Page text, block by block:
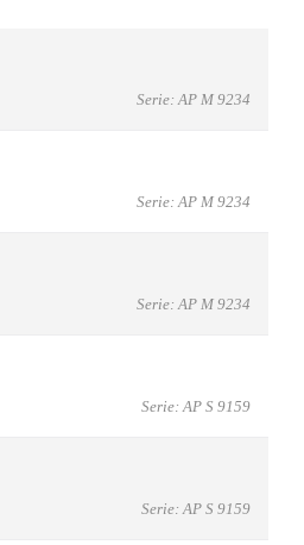
Serie: AP M 9234
Serie: AP M 9234
Serie: AP M 9234
Serie: AP S 9159
Serie: AP S 9159